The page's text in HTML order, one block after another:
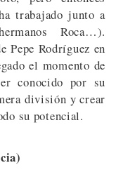
trabajado junto a
Roca…).
Pepe Rodríguez en
el momento de
conocido por su
división y crear
su potencial.